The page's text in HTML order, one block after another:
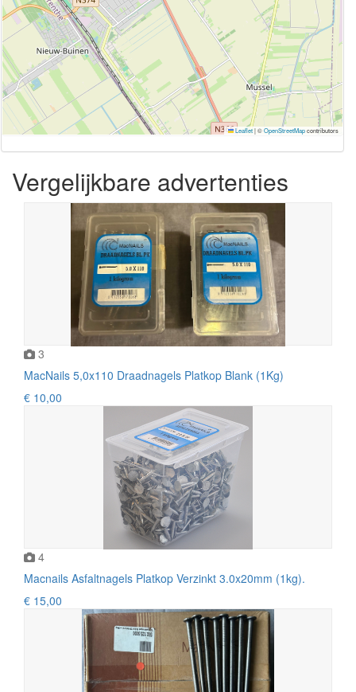
Leaflet|©OpenStreetMapcontributors
Vergelijkbare advertenties
3
MacNails 5,0x110 Draadnagels Platkop Blank (1Kg)
€ 10,00
4
Macnails Asfaltnagels Platkop Verzinkt 3.0x20mm (1kg).
€ 15,00